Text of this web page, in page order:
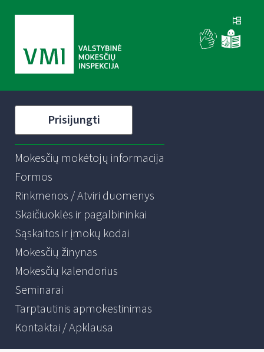
Prisijungti
Mokesčių mokėtojų informacija
Formos
Rinkmenos / Atviri duomenys
Skaičiuoklės ir pagalbininkai
Sąskaitos ir įmokų kodai
Mokesčių žinynas
Mokesčių kalendorius
Seminarai
Tarptautinis apmokestinimas
Kontaktai / Apklausa